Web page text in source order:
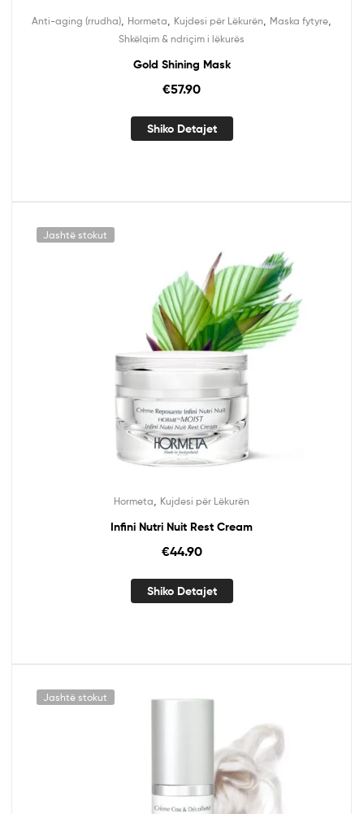
Anti-aging (rrudha) Hormeta Kujdesi për Lëkurën Maska fytyre
Shkëlqim & ndriçim i lëkurës
Gold Shining Mask
€57.90
Shiko Detajet
Jashtë stokut
Hormeta Kujdesi për Lëkurën
Infini Nutri Nuit Rest Cream
€44.90
Shiko Detajet
Jashtë stokut